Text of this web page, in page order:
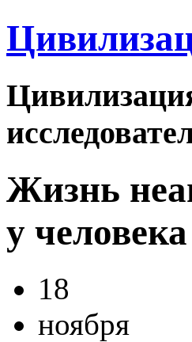
Жизнь
у
18
ноября